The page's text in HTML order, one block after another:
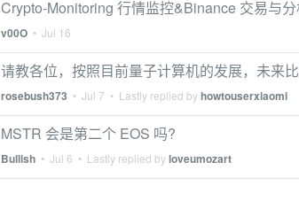
Crypto-Monitoring 行情监控&Binance 交易与
v00O • Jul 16
请教各位，按照目前量子计算机的发展，未来
rosebush373 • Jul 7 • Lastly replied byhowtouserxiaomi
MSTR 会是第二个 EOS 吗?
Bullish • Jul 6 • Lastly replied byloveumozart